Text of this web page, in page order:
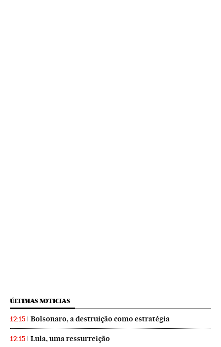
ÚLTIMAS NOTICIAS
12:15 Bolsonaro, a destruição como estratégia
12:15 Lula, uma ressurreição